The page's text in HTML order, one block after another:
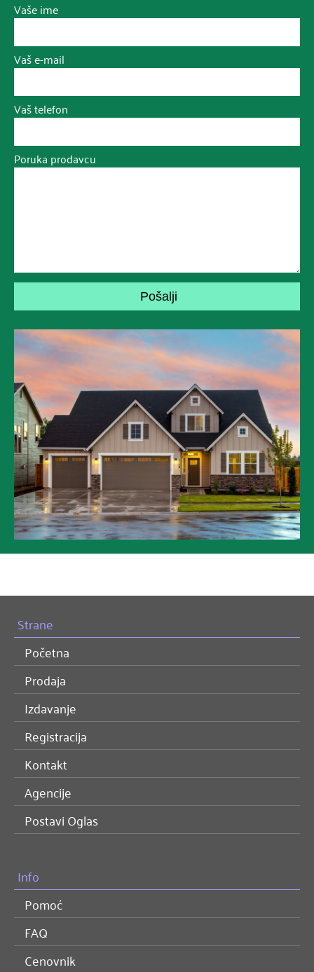
Vaše ime
Vaš e-mail
Vaš telefon
Poruka prodavcu
Strane
Početna
Prodaja
Izdavanje
Registracija
Kontakt
Agencije
Postavi Oglas
Info
Pomoć
FAQ
Cenovnik